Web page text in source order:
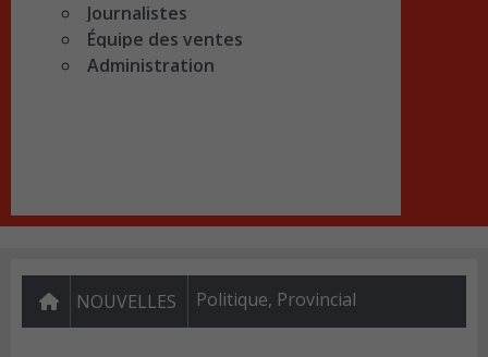
Journalistes
Équipe des ventes
Administration
NOUVELLES Politique, Provincial